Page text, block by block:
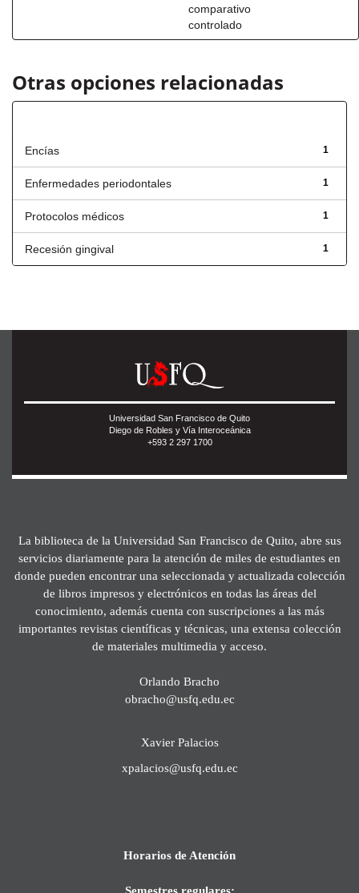
comparativo
controlado
Otras opciones relacionadas
1
Encías
1
Enfermedades periodontales
1
Protocolos médicos
1
Recesión gingival
Universidad San Francisco de Quito
Diego de Robles y Vía Interoceánica
+593 2 297 1700
La biblioteca de la Universidad San Francisco de Quito, abre sus
servicios diariamente para la atención de miles de estudiantes en
donde pueden encontrar una seleccionada y actualizada colección
de libros impresos y electrónicos en todas las áreas del
conocimiento, además cuenta con suscripciones a las más
importantes revistas científicas y técnicas, una extensa colección
de materiales multimedia y acceso.
Orlando Bracho
obracho@usfq.edu.ec
Xavier Palacios
xpalacios@usfq.edu.ec
Horarios de Atención
Semestres regulares: